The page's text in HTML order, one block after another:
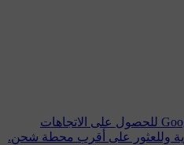
استخدم تطبيق الملاحة ‏Google Maps للحصول على الاتجاهات
وللعثور على أقرب محطة شحن.